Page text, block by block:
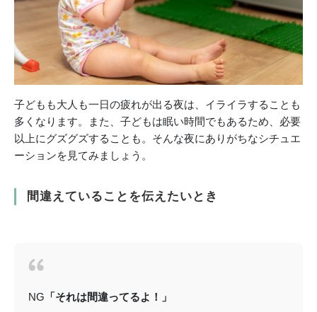
子どもも大人も一日の疲れが出る夜は、イライラすることも
多くなります。また、子どもは眠い時間でもあるため、必要
以上にグズグズすることも。そんな夜にありがちなシチュエ
ーションを見てみましょう。
間違えていることを伝えたいとき
NG 「それは間違ってるよ！」